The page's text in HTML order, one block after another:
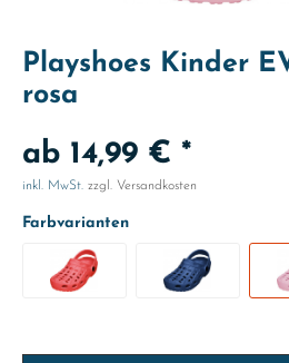
Playshoes Kinder
rosa
ab 14,99 € *
inkl. MwSt. zzgl. Versandkosten
Farbvarianten